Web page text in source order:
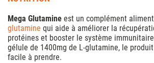
Mega Glutamine est un complément
glutamine qui aide à améliorer la
protéines et booster le système
gélule de 1400mg de L-glutamine, le
facile à prendre.